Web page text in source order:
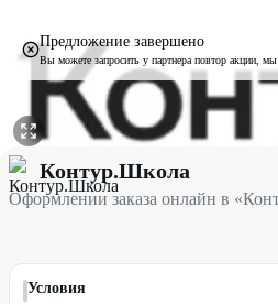
Предложение завершено
Вы можете запросить у партнера повтор акции,
Оформлении заказа онлайн в
Контур.Школа
Оформлении заказа онлайн в
Условия